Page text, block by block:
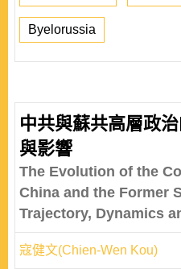
Byelorussia
中共與蘇共高層政
與影響
The Evolution of the
China and the Former
Trajectory, Dynamics
寇健文(Chien-Wen Kou)